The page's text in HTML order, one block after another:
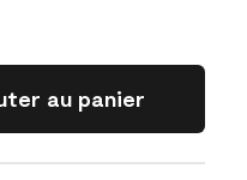
au panier